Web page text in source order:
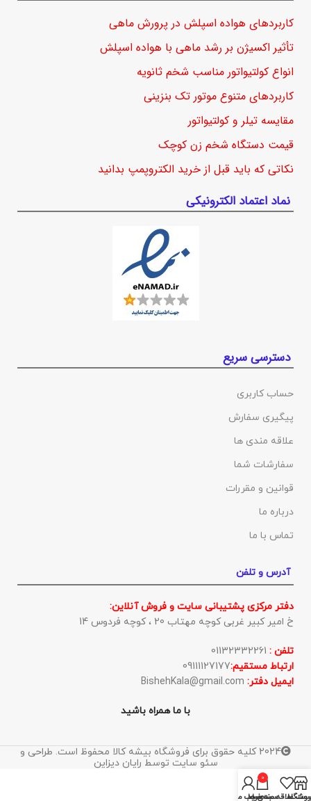
کاربردهای هواده اسپلش در پرورش ماهی
تأثیر اکسیژن بر رشد ماهی با هواده اسپلش
انواع کولتیواتور مناسب شخم ثانویه
کاربردهای متنوع موتور تک بنزینی
مقایسه تیلر و کولتیواتور
قیمت دستگاه شخم زن کوچک
نکاتی که باید قبل از خرید الکتروپمپ بدانید
نماد اعتماد الکترونیکی
دسترسی سریع
حساب کاربری
پیگیری سفارش
علاقه مندی ها
سفارشات شما
قوانین و مقررات
درباره ما
تماس با ما
آدرس و تلفن
دفتر مرکزی پشتیبانی سایت و فروش آنلاین:
خ امیر کبیر غربی کوچه مهتاب 20 ، کوچه فردوس 14
تلفن :
ارتباط مستقیم:09111127177
ایمیل دفتر:
با ما همراه باشید
2024 کلیه حقوق برای فروشگاه بیشه کالا محفوظ است. طراحی و
سئو سایت توسط رایان دیزاین
علاقه مندی ها
0
سبد خرید
حساب من